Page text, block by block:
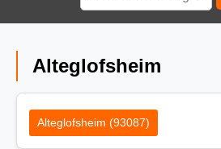
Alteglofsheim
Alteglofsheim (93087)